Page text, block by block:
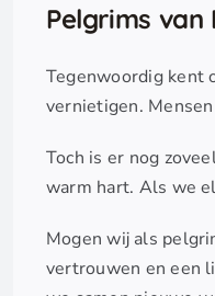
Pelgrims
Tegenwoordig kent
vernietigen.
Toch is er nog
warm hart. Als we
Mogen wij als
vertrouwen en een